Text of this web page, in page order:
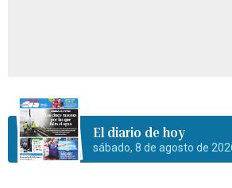
El diario de hoy
sábado, 8 de agosto de